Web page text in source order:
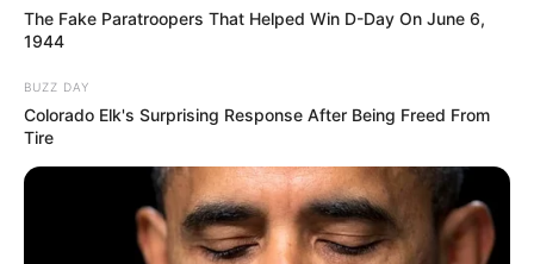
The Fake Paratroopers That Helped Win D-Day On June 6,
1944
BUZZ DAY
Colorado Elk's Surprising Response After Being Freed From
Tire